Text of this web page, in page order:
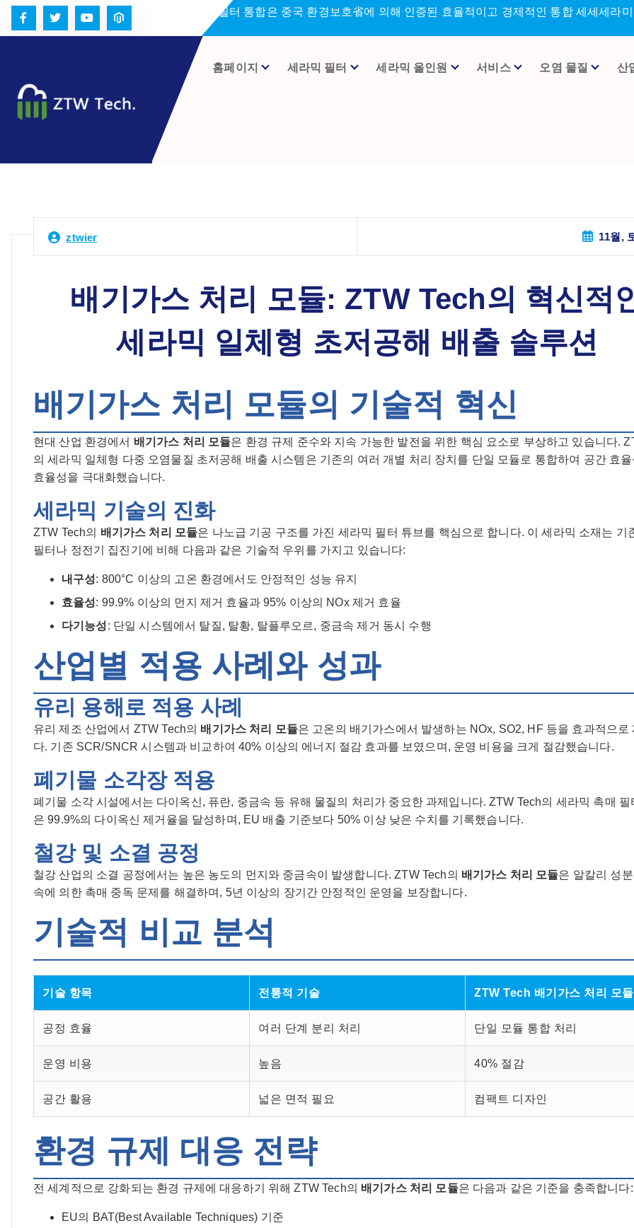
세라미크 필터 통합은 중국 환경보호省에 의해 인증된 효율적이고 경제적인 통합 세세세라
홈페이지 세라믹 필터 세라믹 올인원 서비스 오염 물질 산
ztwier 11월,
배기가스 처리 모듈: ZTW Tech의 혁신적
세라믹 일체형 초저공해 배출 솔루션
배기가스 처리 모듈의 기술적 혁신
현대 산업 환경에서 배기가스 처리 모듈은 환경 규제 준수와 지속 가능한 발전을 위한 핵심 요소로 부상하고 있습니다.
의 세라믹 일체형 다중 오염물질 초저공해 배출 시스템은 기존의 여러 개별 처리 장치를 단일 모듈로 통합하여 공간 효율
효율성을 극대화했습니다.
세라믹 기술의 진화
ZTW Tech의 배기가스 처리 모듈은 나노급 기공 구조를 가진 세라믹 필터 튜브를 핵심으로 합니다. 이 세라믹 소재는 기
필터나 정전기 집진기에 비해 다음과 같은 기술적 우위를 가지고 있습니다:
내구성: 800°C 이상의 고온 환경에서도 안정적인 성능 유지
효율성: 99.9% 이상의 먼지 제거 효율과 95% 이상의 NOx 제거 효율
다기능성: 단일 시스템에서 탈질, 탈황, 탈플루오르, 중금속 제거 동시 수행
산업별 적용 사례와 성과
유리 용해로 적용 사례
유리 제조 산업에서 ZTW Tech의 배기가스 처리 모듈은 고온의 배기가스에서 발생하는 NOx, SO2, HF 등을 효과적으로
다. 기존 SCR/SNCR 시스템과 비교하여 40% 이상의 에너지 절감 효과를 보였으며, 운영 비용을 크게 절감했습니다.
폐기물 소각장 적용
폐기물 소각 시설에서는 다이옥신, 퓨란, 중금속 등 유해 물질의 처리가 중요한 과제입니다. ZTW Tech의 세라믹 촉매 필
은 99.9%의 다이옥신 제거율을 달성하며, EU 배출 기준보다 50% 이상 낮은 수치를 기록했습니다.
철강 및 소결 공정
철강 산업의 소결 공정에서는 높은 농도의 먼지와 중금속이 발생합니다. ZTW Tech의 배기가스 처리 모듈은 알칼리 성
속에 의한 촉매 중독 문제를 해결하며, 5년 이상의 장기간 안정적인 운영을 보장합니다.
기술적 비교 분석
기술 항목 전통적 기술 ZTW Tech 배기가스 처리 모듈
공정 효율 여러 단계 분리 처리 단일 모듈 통합 처리
운영 비용 높음 40% 절감
공간 활용 넓은 면적 필요 컴팩트 디자인
환경 규제 대응 전략
전 세계적으로 강화되는 환경 규제에 대응하기 위해 ZTW Tech의 배기가스 처리 모듈은 다음과 같은 기준을 충족합니다:
EU의 BAT(Best Available Techniques) 기준